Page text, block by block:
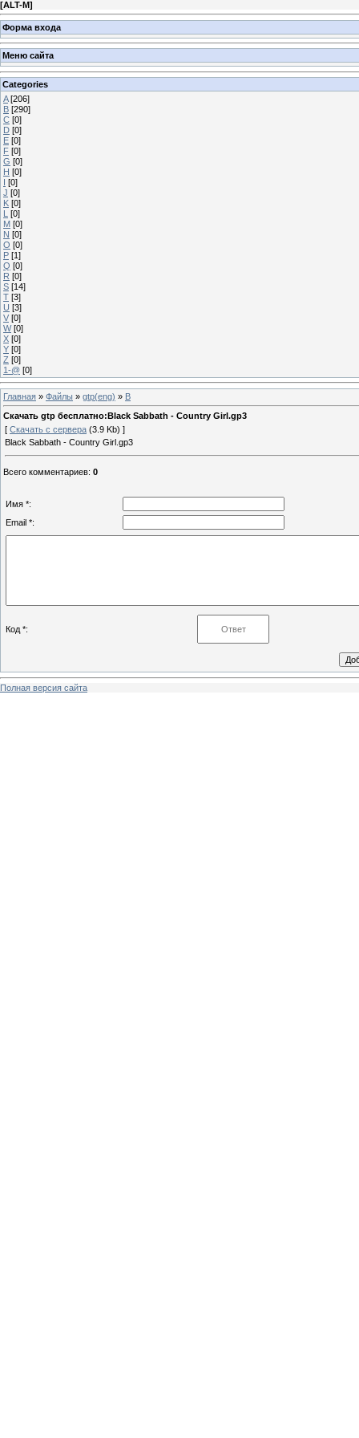
[ALT-M]
Форма входа
Меню сайта
Categories
A [206]
B [290]
C [0]
D [0]
E [0]
F [0]
G [0]
H [0]
I [0]
J [0]
K [0]
L [0]
M [0]
N [0]
O [0]
P [1]
Q [0]
R [0]
S [14]
T [3]
U [3]
V [0]
W [0]
X [0]
Y [0]
Z [0]
1-@ [0]
Главная » Файлы » gtp(eng) » B
Скачать gtp бесплатно:Black Sabbath - Country Girl.gp3
[ Скачать с сервера (3.9 Kb) ]
Black Sabbath - Country Girl.gp3
Всего комментариев: 0
Имя *:
Email *:
Код *:
Полная версия сайта